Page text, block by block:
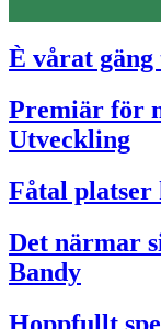
È vårat
Premiär för
Utveckling
Fåtal platser
Det närmar
Bandy
Hoppfullt